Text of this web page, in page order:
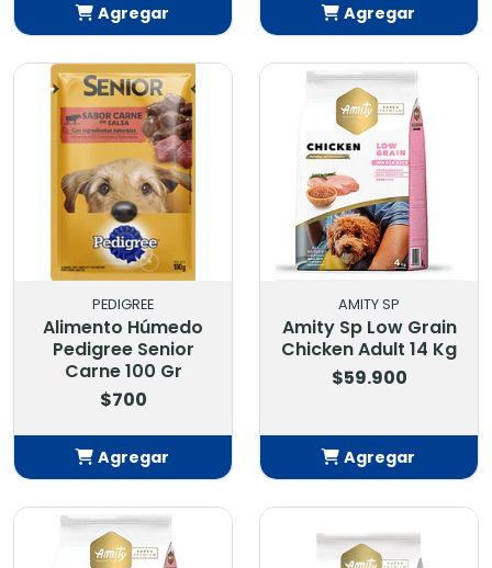
Agregar
Agregar
PEDIGREE
Alimento Húmedo
Pedigree Senior
Carne 100 Gr
$700
Agregar
Añadido
AMITY SP
Amity Sp Low Grain
Chicken Adult 14 Kg
$59.900
Agregar
Añadido